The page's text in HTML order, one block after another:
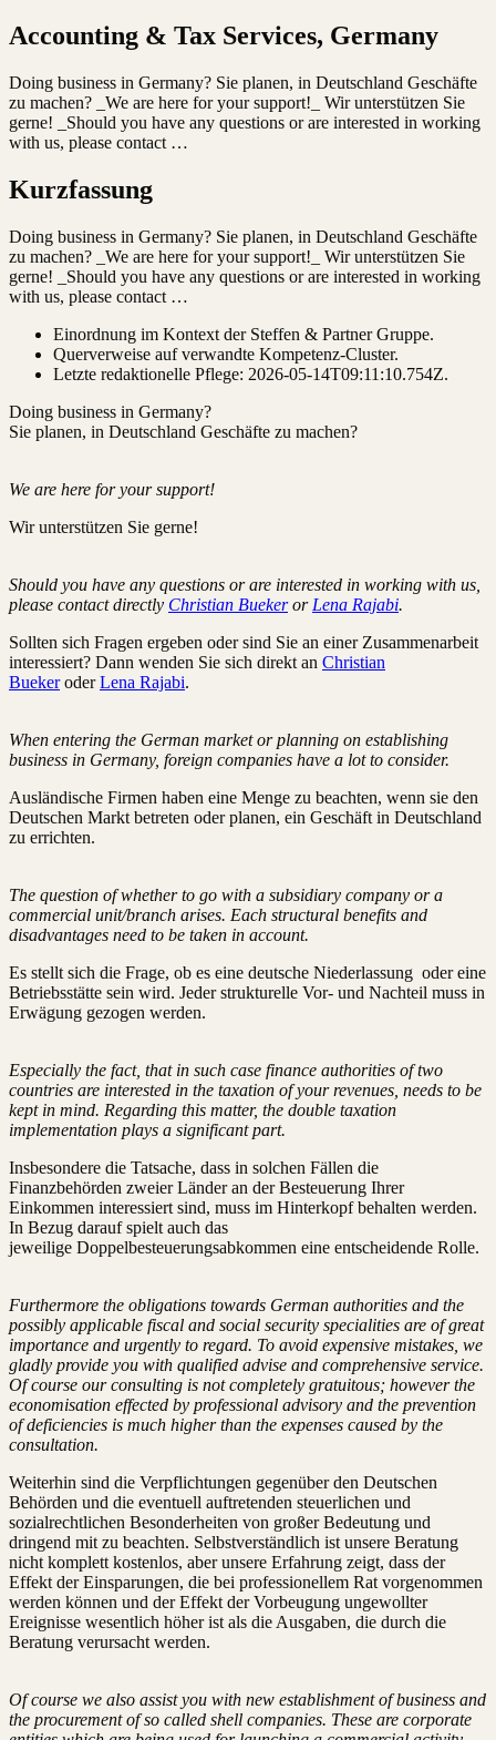
Accounting & Tax Services, Germany
Doing business in Germany? Sie planen, in Deutschland Geschäfte
zu machen? _We are here for your support!_ Wir unterstützen Sie
gerne! _Should you have any questions or are interested in working
with us, please contact …
Kurzfassung
Doing business in Germany? Sie planen, in Deutschland Geschäfte
zu machen? _We are here for your support!_ Wir unterstützen Sie
gerne! _Should you have any questions or are interested in working
with us, please contact …
Einordnung im Kontext der Steffen & Partner Gruppe.
Querverweise auf verwandte Kompetenz-Cluster.
Letzte redaktionelle Pflege: 2026-05-14T09:11:10.754Z.
Doing business in Germany?
Sie planen, in Deutschland Geschäfte zu machen?
We are here for your support!
Wir unterstützen Sie gerne!
Should you have any questions or are interested in working with us,
please contact directly Christian Buekeror Lena Rajabi.
Sollten sich Fragen ergeben oder sind Sie an einer Zusammenarbeit
interessiert? Dann wenden Sie sich direkt an Christian
BuekeroderLena Rajabi.
When entering the German market or planning on establishing
business in Germany, foreign companies have a lot to consider.
Ausländische Firmen haben eine Menge zu beachten, wenn sie den
Deutschen Markt betreten oder planen, ein Geschäft in Deutschland
zu errichten.
The question of whether to go with a subsidiary company or a
commercial unit/branch arises. Each structural benefits and
disadvantages need to be taken in account.
Es stellt sich die Frage, ob es eine deutsche Niederlassung oder eine
Betriebsstätte sein wird. Jeder strukturelle Vor- und Nachteil muss in
Erwägung gezogen werden.
Especially the fact, that in such case finance authorities of two
countries are interested in the taxation of your revenues, needs to be
kept in mind. Regarding this matter, the double taxation
implementation plays a significant part.
Insbesondere die Tatsache, dass in solchen Fällen die
Finanzbehörden zweier Länder an der Besteuerung Ihrer
Einkommen interessiert sind, muss im Hinterkopf behalten werden.
In Bezug darauf spielt auch das
jeweilige Doppelbesteuerungsabkommen eine entscheidende Rolle.
Furthermore the obligations towards German authorities and the
possibly applicable fiscal and social security specialities are of great
importance and urgently to regard. To avoid expensive mistakes, we
gladly provide you with qualified advise and comprehensive service.
Of course our consulting is not completely gratuitous; however the
economisation effected by professional advisory and the prevention
of deficiencies is much higher than the expenses caused by the
consultation.
Weiterhin sind die Verpflichtungen gegenüber den Deutschen
Behörden und die eventuell auftretenden steuerlichen und
sozialrechtlichen Besonderheiten von großer Bedeutung und
dringend mit zu beachten. Selbstverständlich ist unsere Beratung
nicht komplett kostenlos, aber unsere Erfahrung zeigt, dass der
Effekt der Einsparungen, die bei professionellem Rat vorgenommen
werden können und der Effekt der Vorbeugung ungewollter
Ereignisse wesentlich höher ist als die Ausgaben, die durch die
Beratung verursacht werden.
Of course we also assist you with new establishment of business and
the procurement of so called shell companies. These are corporate